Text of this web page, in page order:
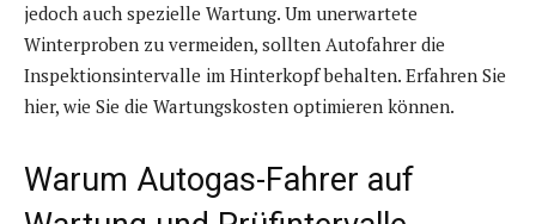
jedoch auch spezielle Wartung. Um unerwartete
Winterproben zu vermeiden, sollten Autofahrer die
Inspektionsintervalle im Hinterkopf behalten. Erfahren Sie
hier, wie Sie die Wartungskosten optimieren können.
Warum Autogas-Fahrer auf